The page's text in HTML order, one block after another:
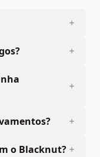
o Blacknut?